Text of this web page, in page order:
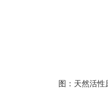
图：天然活性